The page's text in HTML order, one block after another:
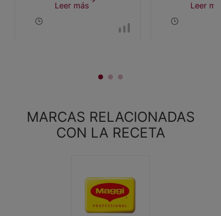
Leer más sobre
Leer
MARCAS RELACIONADAS
CON LA RECETA